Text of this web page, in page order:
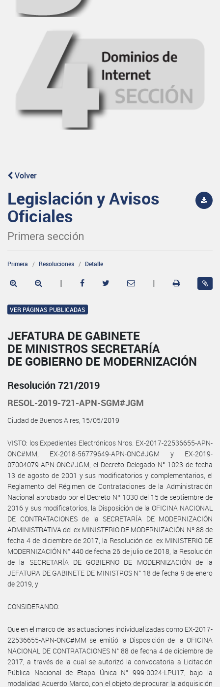
Volver
Legislación y Avisos
Oficiales
Primera sección
Primera Resoluciones Detalle
| |
VER PÁGINAS PUBLICADAS
JEFATURA DE GABINETE
DE MINISTROS SECRETARÍA
DE GOBIERNO DE MODERNIZACIÓN
Resolución 721/2019
RESOL-2019-721-APN-SGM#JGM
Ciudad de Buenos Aires, 15/05/2019
VISTO: los Expedientes Electrónicos Nros. EX-2017-22536655-APN-
ONC#MM, EX-2018-56779649-APN-ONC#JGM y EX-2019-
07004079-APN-ONC#JGM, el Decreto Delegado N° 1023 de fecha
13 de agosto de 2001 y sus modificatorios y complementarios, el
Reglamento del Régimen de Contrataciones de la Administración
Nacional aprobado por el Decreto Nº 1030 del 15 de septiembre de
2016 y sus modificatorios, la Disposición de la OFICINA NACIONAL
DE CONTRATACIONES de la SECRETARÍA DE MODERNIZACIÓN
ADMINISTRATIVA del ex MINISTERIO DE MODERNIZACIÓN Nº 88 de
fecha 4 de diciembre de 2017, la Resolución del ex MINISTERIO DE
MODERNIZACIÓN N° 440 de fecha 26 de julio de 2018, la Resolución
de la SECRETARÍA DE GOBIERNO DE MODERNIZACIÓN de la
JEFATURA DE GABINETE DE MINISTROS N° 18 de fecha 9 de enero
de 2019, y
CONSIDERANDO:
Que en el marco de las actuaciones individualizadas como EX-2017-
22536655-APN-ONC#MM se emitió la Disposición de la OFICINA
NACIONAL DE CONTRATACIONES N° 88 de fecha 4 de diciembre de
2017, a través de la cual se autorizó la convocatoria a Licitación
Pública Nacional de Etapa Única N° 999-0024-LPU17, bajo la
modalidad Acuerdo Marco, con el objeto de procurar la adquisición